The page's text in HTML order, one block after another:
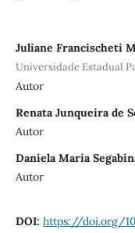
Juliane Francischeti
Universidade Estadual
Autor
Renata Junqueira de
Autor
Daniela Maria
Autor
DOI: https://doi.org/